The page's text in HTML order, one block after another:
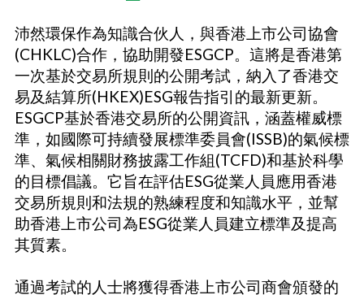
沛然環保作為知識合伙人，與香港上市公司協會
(CHKLC)合作，協助開發ESGCP。這將是香港第
一次基於交易所規則的公開考試，納入了香港交
易及結算所(HKEX)ESG報告指引的最新更新。
ESGCP基於香港交易所的公開資訊，涵蓋權威標
準，如國際可持續發展標準委員會(ISSB)的氣候標
準、氣候相關財務披露工作組(TCFD)和基於科學
的目標倡議。它旨在評估ESG從業人員應用香港
交易所規則和法規的熟練程度和知識水平，並幫
助香港上市公司為ESG從業人員建立標準及提高
其質素。
通過考試的人士將獲得香港上市公司商會頒發的